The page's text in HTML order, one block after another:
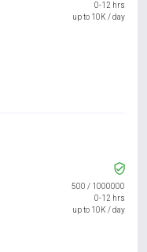
0-12 hrs
up to 10K / day
500 / 1000000
0-12 hrs
up to 10K / day